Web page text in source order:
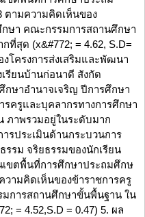
ตามความคิดเห็นของ
ษา คณะกรรมการสถานศึกษา
สุด (x&#772; = 4.62, S.D=
โครงการส่งเสริมและพัฒนา
รียนบ้านก่อนาดี สังกัด
ษาอำนาจเจริญ ปีการศึกษา
รครูและบุคลากรทางการศึกษา
ภาพรวมอยู่ในระดับมาก
ารประเมินด้านกระบวนการ
รม จริยธรรมของนักเรียน
เขตพื้นที่การศึกษาประถมศึกษ
วามคิดเห็นของข้าราชการครู
การสถานศึกษาขั้นพื้นฐาน ใน
= 4.52,S.D = 0.47) 5. ผล